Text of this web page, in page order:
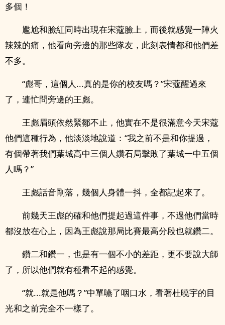
多個！
尷尬和臉紅同時出現在宋蔻臉上，而後就感覺一陣火
辣辣的痛，他看向旁邊的那些隊友，此刻表情都和他們差
不多。
“彪哥，這個人...真的是你的校友嗎？”宋蔻醒過來
了，連忙問旁邊的王彪。
王彪眉頭依然緊鄒不止，他實在不是很滿意今天宋蔻
他們這種行為，他淡淡地說道：“我之前不是和你提過，
有個帶著我們葉城高中三個人鑽石局擊敗了葉城一中五個
人嗎？”
王彪話音剛落，幾個人身體一抖，全都記起來了。
前幾天王彪的確和他們提起過這件事，不過他們當時
都沒放在心上，因為王彪說那局比賽最高分段也就鑽二。
鑽二和鑽一，也是有一個不小的差距，更不要說大師
了，所以他們就有種看不起的感覺。
“就...就是他嗎？”中單嚥了咽口水，看著杜曉宇的目
光和之前完全不一樣了。